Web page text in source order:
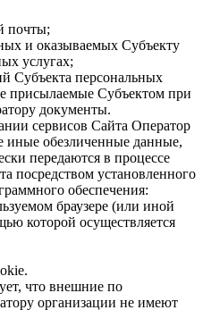
почты;
и оказываемых Субъекту
услугах;
Субъекта персональных
присылаемые Субъектом при
документы.
сервисов Сайта Оператор
иные обезличенные данные,
передаются в процессе
посредством установленного
обеспечения:
браузере (или иной
которой осуществляется
что внешние по
организации не имеют